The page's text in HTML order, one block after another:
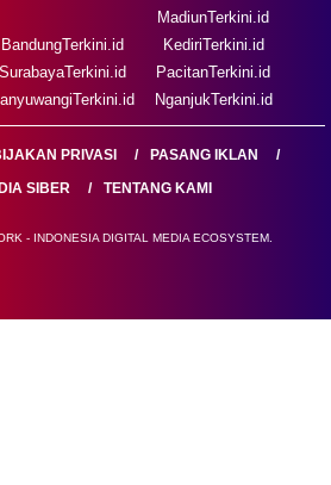
BandungTerkini.id
SurabayaTerkini.id
MadiunTerkini.id
KediriTerkini.id
PacitanTerkini.id
NganjukTerkini.id
PRIVASI
PASANG IKLAN
SIBER
TENTANG KAMI
- INDONESIA DIGITAL MEDIA ECOSYSTEM.